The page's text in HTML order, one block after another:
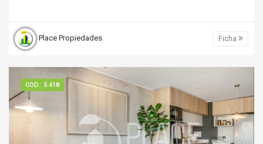
Place Propiedades Ficha
COD.: 5.418